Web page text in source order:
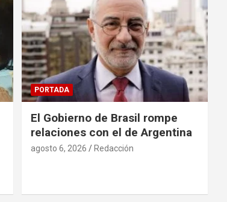
PORTADA
El Gobierno de Brasil rompe
relaciones con el de Argentina
agosto 6, 2026 Redacción